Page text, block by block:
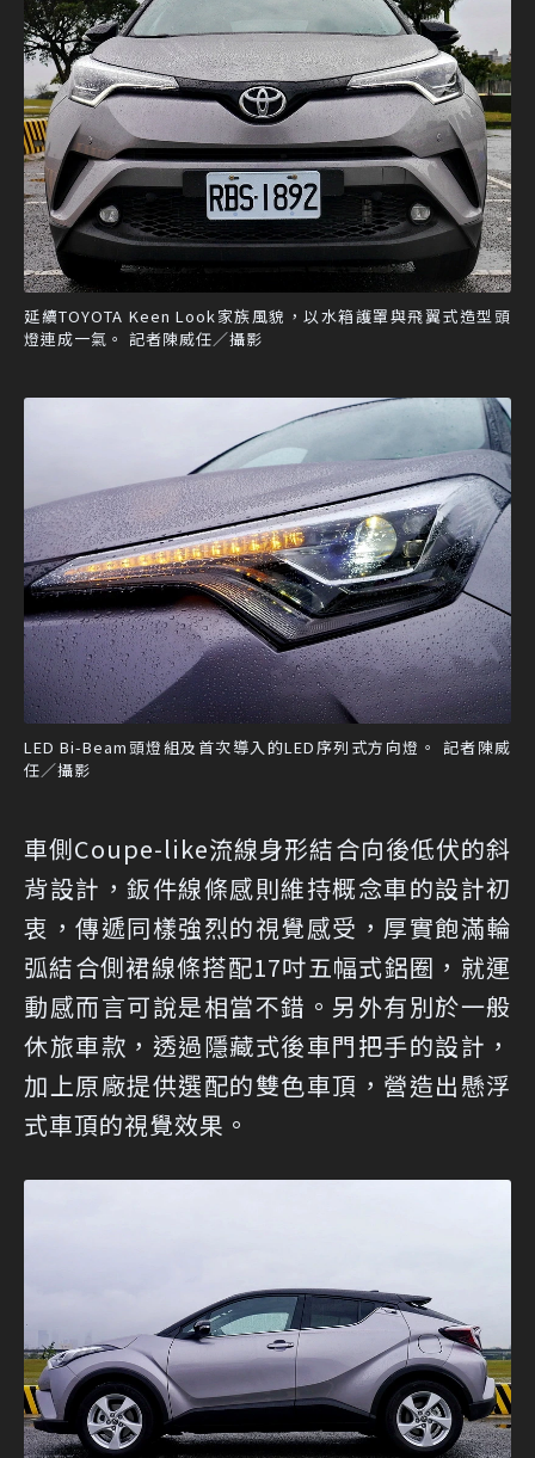
延續TOYOTA Keen Look家族風貌，以水箱護罩與飛翼式造型頭
燈連成一氣。 記者陳威任／攝影
LED Bi-Beam頭燈組及首次導入的LED序列式方向燈。 記者陳威
任／攝影
車側Coupe-like流線身形結合向後低伏的斜
背設計，鈑件線條感則維持概念車的設計初
衷，傳遞同樣強烈的視覺感受，厚實飽滿輪
弧結合側裙線條搭配17吋五幅式鋁圈，就運
動感而言可說是相當不錯。另外有別於一般
休旅車款，透過隱藏式後車門把手的設計，
加上原廠提供選配的雙色車頂，營造出懸浮
式車頂的視覺效果。